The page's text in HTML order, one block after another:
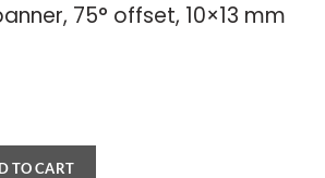
75° offset, 10×13 mm
TO CART